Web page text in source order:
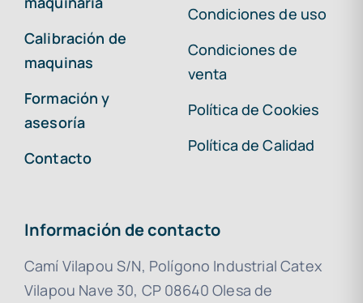
Calibración de
maquinas
Formación y
asesoría
Contacto
Condiciones de uso
Condiciones de
venta
Política de Cookies
Política de Calidad
Información de contacto
Camí Vilapou S/N, Polígono Industrial Catex
Vilapou Nave 30, CP 08640 Olesa de